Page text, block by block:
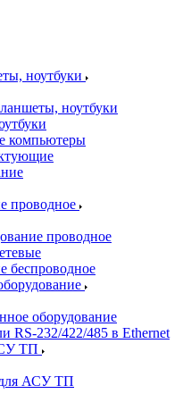
ноутбуки
ноутбуки
компьютеры
проводное
проводное
беспроводное
оборудование
RS-232/422/485 в Ethernet
ТП
АСУ ТП